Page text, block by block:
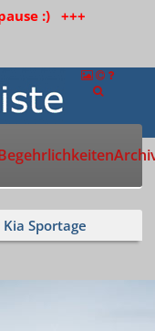
:) +++
Sportage